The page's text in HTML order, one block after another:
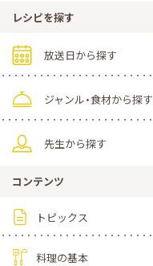
レシピを探す
放送日から探す
ジャンル・食材から探す
先生から探す
コンテンツ
トピックス
料理の基本